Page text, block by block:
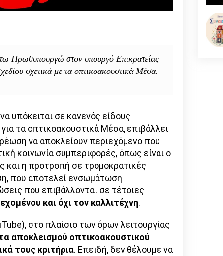
Πρωθυπουργώ στον υπουργό Επικρατείας
σχετικά με τα οπτικοακουστικά Μέσα.
υπόκειται σε κανενός είδους
τα οπτικοακουστικά Μέσα, επιβάλλει
να αποκλείουν περιεχόμενο που
κοινωνία συμπεριφορές, όπως είναι ο
και η προτροπή σε τρομοκρατικές
που αποτελεί ενσωμάτωση
που επιβάλλονται σε τέτοιες
και όχι τον καλλιτέχνη.
στο πλαίσιο των όρων λειτουργίας
αποκλεισμού οπτικοακουστικού
τους κριτήρια. Επειδή, δεν θέλουμε να